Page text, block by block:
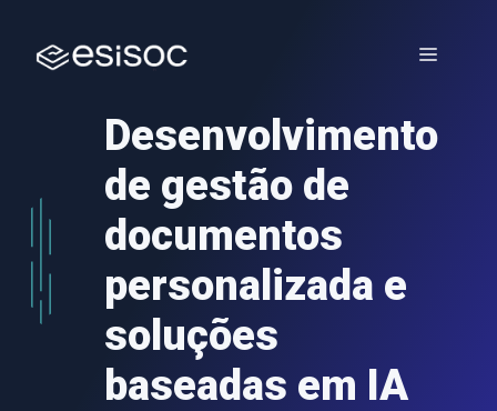
Menu
Desenvolvimento
de gestão de
documentos
personalizada e
soluções
baseadas em IA